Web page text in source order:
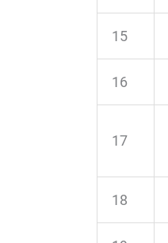
15
16
17
18